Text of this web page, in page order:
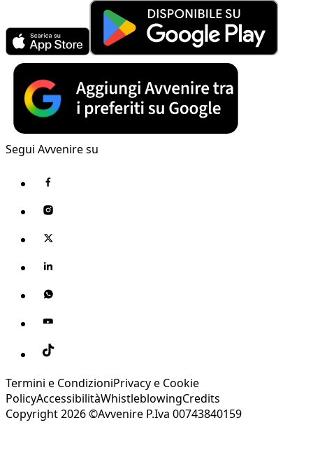
Segui Avvenire su
Termini e CondizioniPrivacy e Cookie
PolicyAccessibilitàWhistleblowingCredits
Copyright 2026 ©Avvenire P.Iva 00743840159